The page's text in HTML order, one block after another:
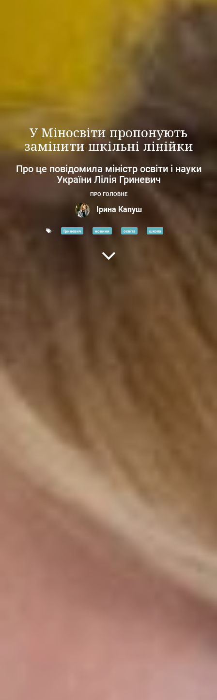
У Міносвіти пропонують
замінити шкільні лінійки
Про це повідомила міністр освіти і науки
України Лілія Гриневич
ПРО ГОЛОВНЕ
Ірина Капуш
Гриневич новини освіта школа